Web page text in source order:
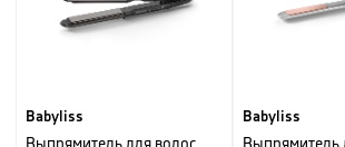
Babyliss
Babyliss